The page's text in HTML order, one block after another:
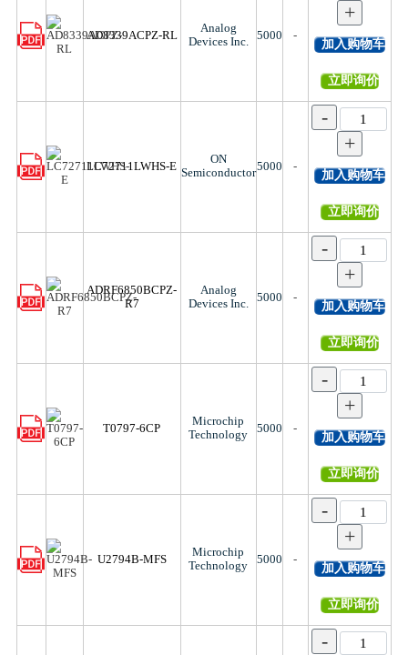
AD8339ACPZ-RL
Analog
Devices Inc.
5000 -
+
加入购物车
立即询价
LC72711LWHS-E
ON
Semiconductor5000 -
-
+
加入购物车
立即询价
ADRF6850BCPZ-
R7
Analog
Devices Inc.
5000 -
-
+
加入购物车
立即询价
T0797-6CP
Microchip
Technology
5000 -
-
+
加入购物车
立即询价
U2794B-MFS
Microchip
Technology
5000 -
-
+
加入购物车
立即询价
-